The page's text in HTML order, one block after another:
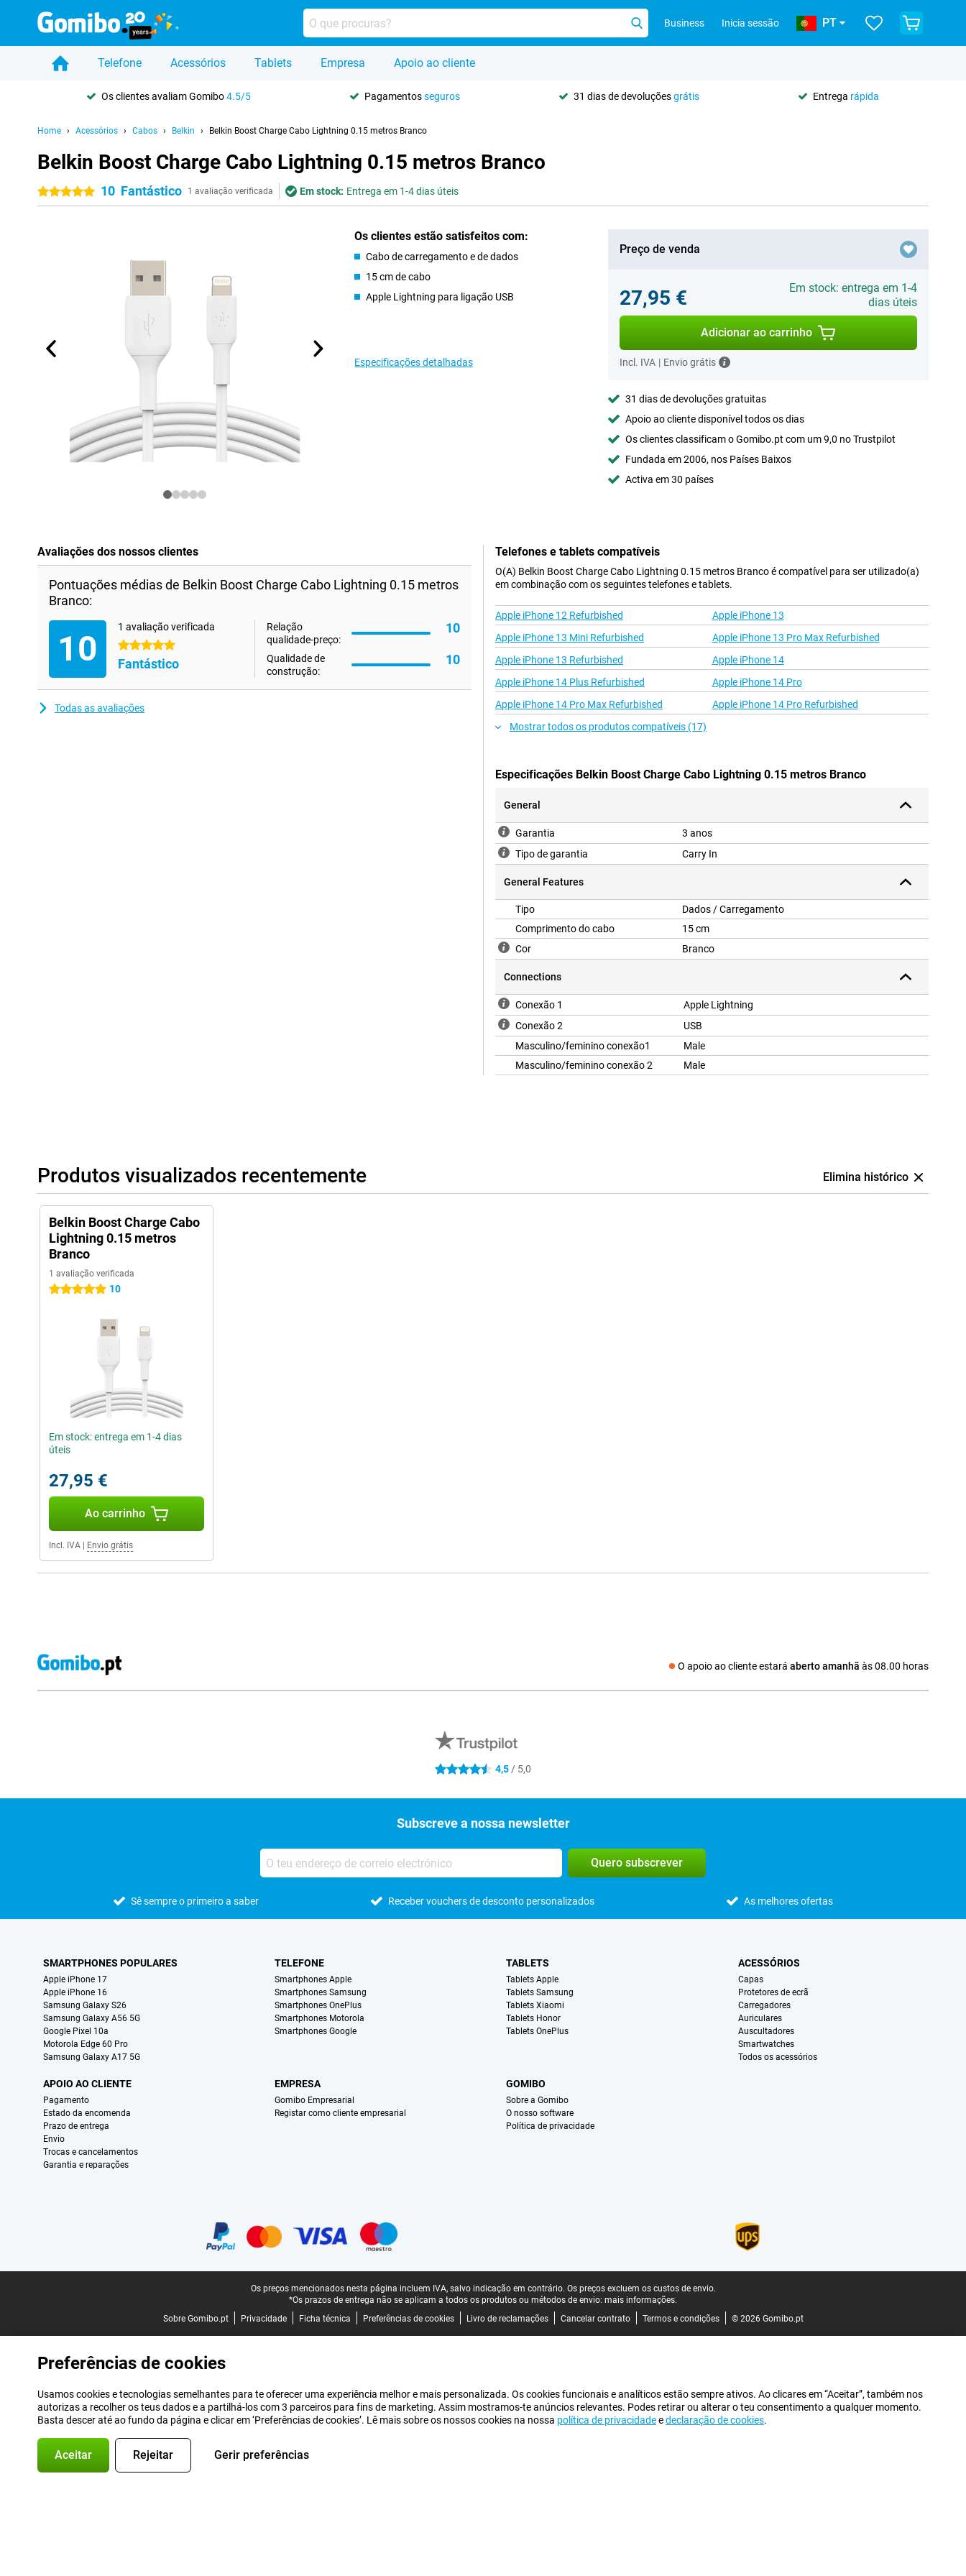
Business Inicia sessão PT
Telefone Acessórios Tablets Empresa Apoio ao cliente
Os clientes avaliam Gomibo4.5/5 Pagamentosseguros 31 dias de devoluçõesgrátis Entrega rápida
Home Acessórios Cabos Belkin Belkin Boost Charge Cabo Lightning 0.15 metros Branco
Belkin Boost Charge Cabo Lightning 0.15 metros Branco
5 estrelas10 Fantástico 1 avaliação verificada Em stock: Entrega em 1-4 dias úteis
Os clientes estão satisfeitos com:
Cabo de carregamento e de dados
15 cm de cabo
Apple Lightning para ligação USB
Especificações detalhadas
Preço de venda
27,95 €
Em stock: entrega em 1-4
dias úteis
Adicionar ao carrinho
Incl. IVA | Envio grátis
31 dias de devoluções gratuitas
Apoio ao cliente disponível todos os dias
Os clientes classificam o Gomibo.pt com um 9,0 no Trustpilot
Fundada em 2006, nos Países Baixos
Activa em 30 países
Avaliações dos nossos clientes
Pontuações médias de Belkin Boost Charge Cabo Lightning 0.15 metros
Branco:
10
1 avaliação verificada
5 estrelas
Fantástico
Relação
qualidade-preço:
10
Qualidade de
construção:
10
Todas as avaliações
Telefones e tablets compatíveis
O(A) Belkin Boost Charge Cabo Lightning 0.15 metros Branco é compatível para ser utilizado(a)
em combinação com os seguintes telefones e tablets.
Apple iPhone 12 Refurbished
Apple iPhone 13
Apple iPhone 13 Mini Refurbished
Apple iPhone 13 Pro Max Refurbished
Apple iPhone 13 Refurbished
Apple iPhone 14
Apple iPhone 14 Plus Refurbished
Apple iPhone 14 Pro
Apple iPhone 14 Pro Max Refurbished
Apple iPhone 14 Pro Refurbished
Mostrar todos os produtos compatíveis (17)
Especificações Belkin Boost Charge Cabo Lightning 0.15 metros Branco
General
Garantia
3 anos
Tipo de garantia
Carry In
General Features
Tipo
Dados / Carregamento
Comprimento do cabo
15 cm
Cor
Branco
Connections
Conexão 1
Apple Lightning
Conexão 2
USB
Masculino/feminino conexão1
Male
Masculino/feminino conexão 2
Male
Produtos visualizados recentemente Elimina histórico
Belkin Boost Charge Cabo
Lightning 0.15 metros
Branco
1 avaliação verificada
5 estrelas 10
Em stock: entrega em 1-4 dias
úteis
27,95 €
Ao carrinho
Incl. IVA Envio grátis
O apoio ao cliente estará aberto amanhã às 08.00 horas
Redes sociais
4.5 estrelas 4,5 / 5,0
Subscreve a nossa newsletter
Quero subscrever
Sê sempre o primeiro a saber Receber vouchers de desconto personalizados As melhores ofertas
SMARTPHONES POPULARES
Apple iPhone 17
Apple iPhone 16
Samsung Galaxy S26
Samsung Galaxy A56 5G
Google Pixel 10a
Motorola Edge 60 Pro
Samsung Galaxy A17 5G
TELEFONE
Smartphones Apple
Smartphones Samsung
Smartphones OnePlus
Smartphones Motorola
Smartphones Google
TABLETS
Tablets Apple
Tablets Samsung
Tablets Xiaomi
Tablets Honor
Tablets OnePlus
ACESSÓRIOS
Capas
Protetores de ecrã
Carregadores
Auriculares
Auscultadores
Smartwatches
Todos os acessórios
APOIO AO CLIENTE
Pagamento
Estado da encomenda
Prazo de entrega
Envio
Trocas e cancelamentos
Garantia e reparações
EMPRESA
Gomibo Empresarial
Registar como cliente empresarial
GOMIBO
Sobre a Gomibo
O nosso software
Política de privacidade
Os preços mencionados nesta página incluem IVA, salvo indicação em contrário. Os preços excluem os custos de envio.
*Os prazos de entrega não se aplicam a todos os produtos ou métodos de envio: mais informações.
Sobre Gomibo.pt
Privacidade Ficha técnica Preferências de cookies Livro de reclamações Cancelar contrato Termos e condições © 2026 Gomibo.pt
Preferências de cookies
Usamos cookies e tecnologias semelhantes para te oferecer uma experiência melhor e mais personalizada. Os cookies funcionais e analíticos estão sempre ativos. Ao clicares em “Aceitar”, também nos
autorizas a recolher os teus dados e a partilhá-los com 3 parceiros para fins de marketing. Assim mostramos-te anúncios relevantes. Podes retirar ou alterar o teu consentimento a qualquer momento.
Basta descer até ao fundo da página e clicar em ‘Preferências de cookies’. Lê mais sobre os nossos cookies na nossa política de privacidadeedeclaração de cookies.
Aceitar Rejeitar Gerir preferências